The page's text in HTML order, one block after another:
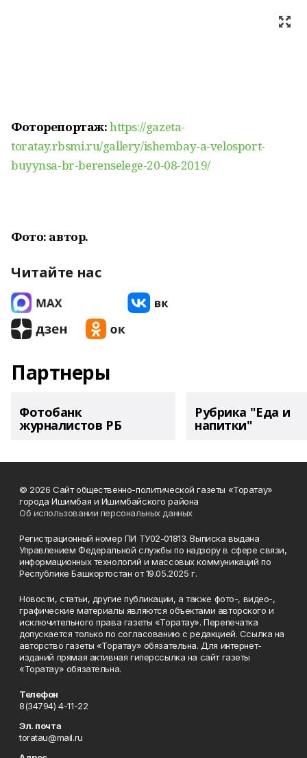
Фоторепортаж:https://gazeta-
toratay.rbsmi.ru/gallery/ishembay-a-velosport-
buyynsa-br-berenselege-20-08-2019/
Фото: автор.
Читайте нас
Партнеры
Фотобанк
журналистов РБ
Рубрика "Еда и
напитки"
© 2026 Сайт общественно-политической газеты «Торатау»
города Ишимбая и Ишимбайского района
Об использовании персональных данных
Регистрационный номер ПИ ТУ02-01813. Выписка выдана
Управлением Федеральной службы по надзору в сфере связи,
информационных технологий и массовых коммуникаций по
Республике Башкортостан от 19.05.2025 г.
Новости, статьи, другие публикации, а также фото-, видео-,
графические материалы являются объектами авторского и
исключительного права газеты «Торатау». Перепечатка
допускается только по согласованию с редакцией. Ссылка на
авторство газеты «Торатау» обязательна. Для интернет-
изданий прямая активная гиперссылка на сайт газеты
«Торатау» обязательна.
Телефон
8(34794) 4-11-22
Эл. почта
toratau@mail.ru